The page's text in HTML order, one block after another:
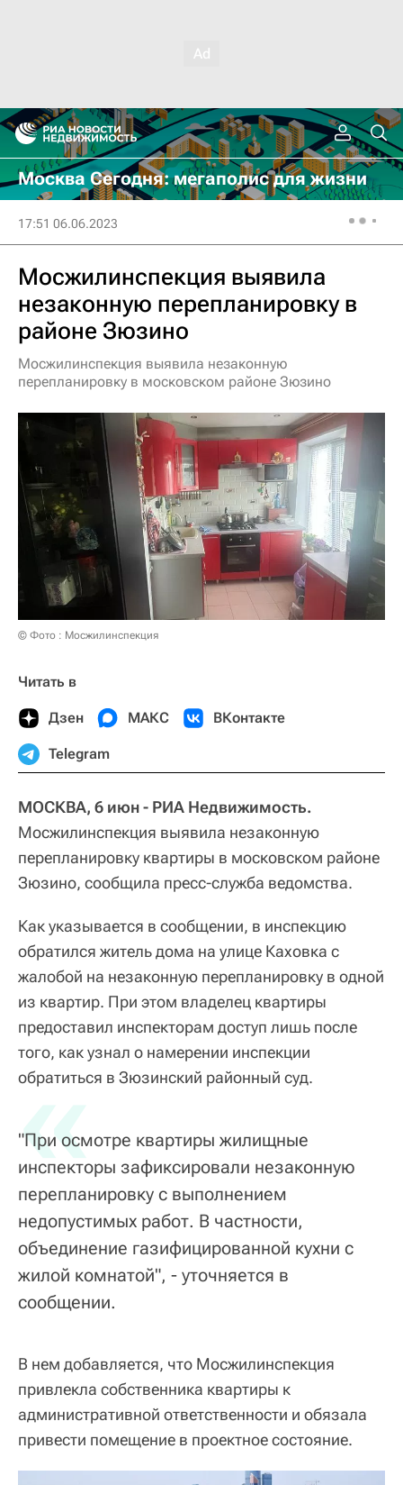
Москва Сегодня: мегаполис для жизни
17:51 06.06.2023
Мосжилинспекция выявила
незаконную перепланировку в
районе Зюзино
Мосжилинспекция выявила незаконную
перепланировку в московском районе Зюзино
© Фото : Мосжилинспекция
Читать в
Дзен МАКС ВКонтакте
Telegram
МОСКВА, 6 июн - РИА Недвижимость.
Мосжилинспекция выявила незаконную
перепланировку квартиры в московском районе
Зюзино, сообщила пресс-служба ведомства.
Как указывается в сообщении, в инспекцию
обратился житель дома на улице Каховка с
жалобой на незаконную перепланировку в одной
из квартир. При этом владелец квартиры
предоставил инспекторам доступ лишь после
того, как узнал о намерении инспекции
обратиться в Зюзинский районный суд.
«
"При осмотре квартиры жилищные
инспекторы зафиксировали незаконную
перепланировку с выполнением
недопустимых работ. В частности,
объединение газифицированной кухни с
жилой комнатой", - уточняется в
сообщении.
В нем добавляется, что Мосжилинспекция
привлекла собственника квартиры к
административной ответственности и обязала
привести помещение в проектное состояние.